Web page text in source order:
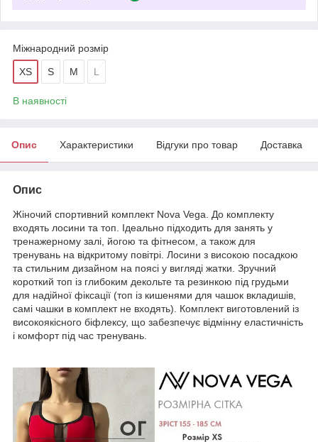
Міжнародний розмір
XS S M L
В наявності
Опис Характеристики Відгуки про товар Доставка
Опис
Жіночий спортивний комплект Nova Vega. До комплекту
входять лосини та топ. Ідеально підходить для занять у
тренажерному залі, йогою та фітнесом, а також для
тренувань на відкритому повітрі. Лосини з високою посадкою
та стильним дизайном на поясі у вигляді жатки. Зручний
короткий топ із глибоким декольте та резинкою під грудьми
для надійної фіксації (топ із кишенями для чашок вкладишів,
самі чашки в комплект не входять). Комплект виготовлений із
високоякісного біфлексу, що забезпечує відмінну еластичність
і комфорт під час тренувань.